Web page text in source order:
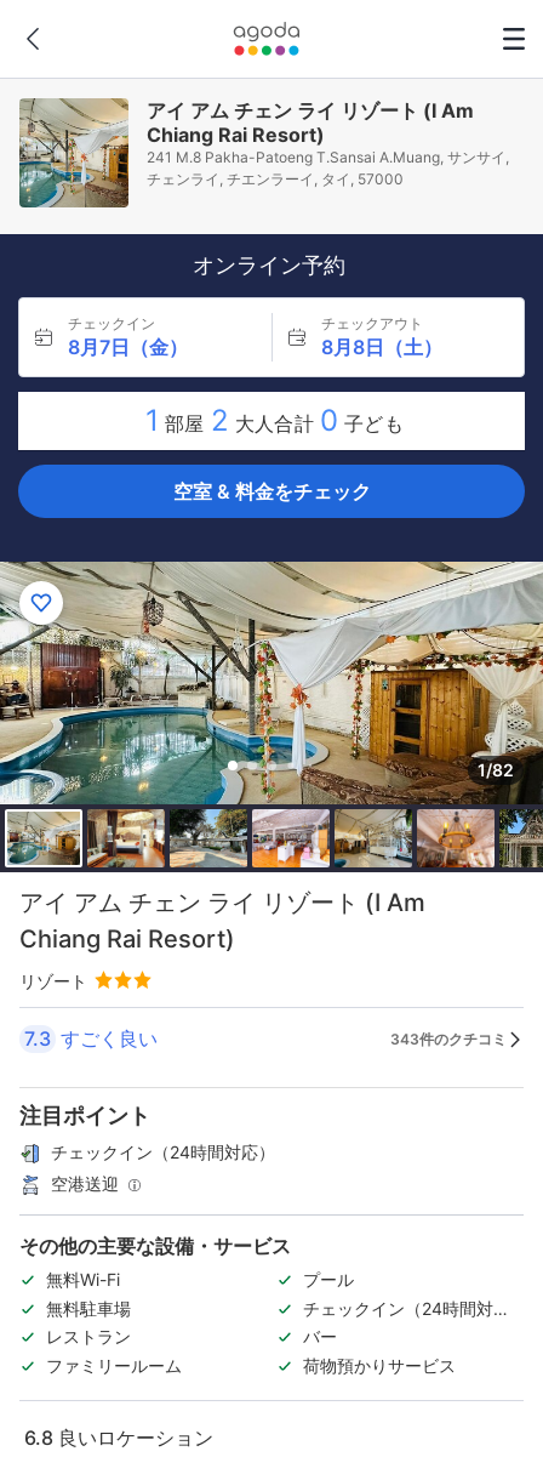
アイ アム チェン ライ リゾート (I Am
Chiang Rai Resort)
241 M.8 Pakha-Patoeng T.Sansai A.Muang, サンサイ,
チェンライ, チエンラーイ, タイ, 57000
オンライン予約
チェックイン
8月7日（金）
チェックアウト
8月8日（土）
1 部屋 2 大人合計 0 子ども
空室 & 料金をチェック
1/82
アイ アム チェン ライ リゾート (I Am
Chiang Rai Resort)
リゾート
7.3 すごく良い 343件のクチコミ
注目ポイント
チェックイン（24時間対応）
空港送迎
その他の主要な設備・サービス
無料Wi-Fi
プール
無料駐車場
チェックイン（24時間対
応）
レストラン
バー
ファミリールーム
荷物預かりサービス
6.8 良いロケーション